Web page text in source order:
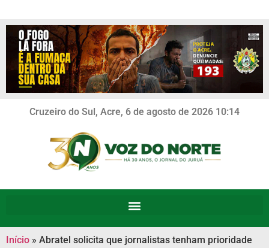
Cruzeiro do Sul, Acre, 6 de agosto de 2026 10:14
Início » Abratel solicita que jornalistas tenham prioridade